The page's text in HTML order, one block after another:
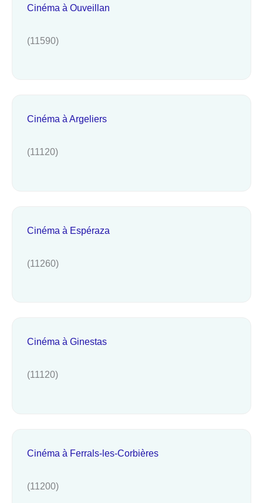
Cinéma à Ouveillan
(11590)
Cinéma à Argeliers
(11120)
Cinéma à Espéraza
(11260)
Cinéma à Ginestas
(11120)
Cinéma à Ferrals-les-Corbières
(11200)